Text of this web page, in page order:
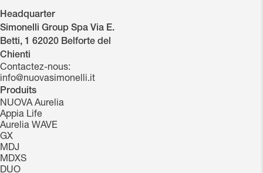
Headquarter
Simonelli Group Spa Via E.
Betti, 1 62020 Belforte del
Chienti
Contactez-nous:
info@nuovasimonelli.it
Produits
NUOVA Aurelia
Appia Life
Aurelia WAVE
GX
MDJ
MDXS
DUO